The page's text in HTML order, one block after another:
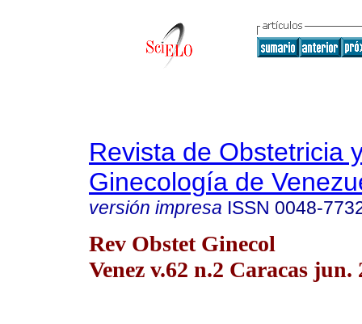
Revista de Obstetricia
Ginecología de
versión impresa ISSN 0048-
Rev Obstet Ginecol
Venez v.62 n.2 Caracas jun.